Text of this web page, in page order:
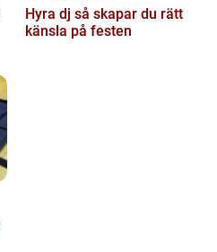
Hyra dj så skapar du rätt
känsla på festen